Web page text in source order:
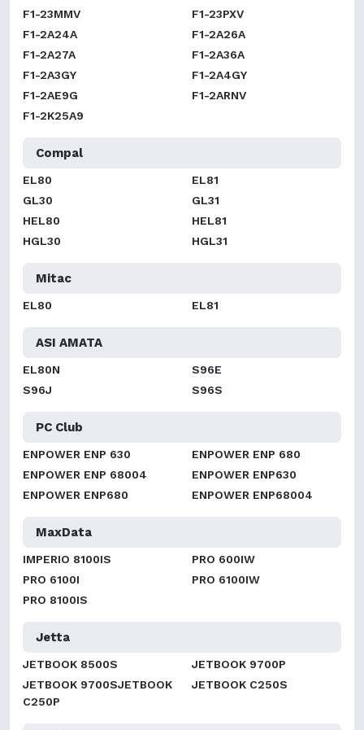
F1-23MMV
F1-23PXV
F1-2A24A
F1-2A26A
F1-2A27A
F1-2A36A
F1-2A3GY
F1-2A4GY
F1-2AE9G
F1-2ARNV
F1-2K25A9
Compal
EL80
EL81
GL30
GL31
HEL80
HEL81
HGL30
HGL31
Mitac
EL80 EL81
ASI AMATA
EL80N
S96E
S96J
S96S
PC Club
ENPOWER ENP 630
ENPOWER ENP 680
ENPOWER ENP 68004
ENPOWER ENP630
ENPOWER ENP680
ENPOWER ENP68004
MaxData
IMPERIO 8100IS
PRO 600IW
PRO 6100I
PRO 6100IW
PRO 8100IS
Jetta
JETBOOK 8500S
JETBOOK 9700P
JETBOOK 9700SJETBOOK
C250P
JETBOOK C250S